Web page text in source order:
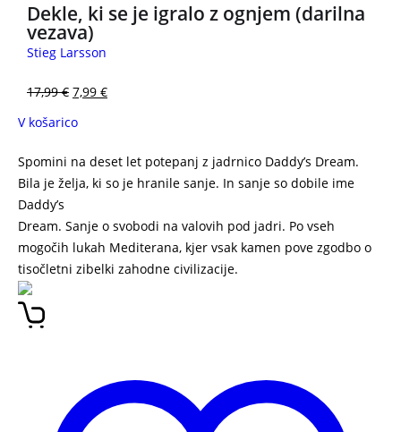
Dekle, ki se je igralo z ognjem (darilna
vezava)
Stieg Larsson
17,99€ 7,99 €
V košarico
Spomini na deset let potepanj z jadrnico Daddy’s Dream.
Bila je želja, ki so je hranile sanje. In sanje so dobile ime
Daddy’s
Dream. Sanje o svobodi na valovih pod jadri. Po vseh
mogočih lukah Mediterana, kjer vsak kamen pove zgodbo o
tisočletni zibelki zahodne civilizacije.